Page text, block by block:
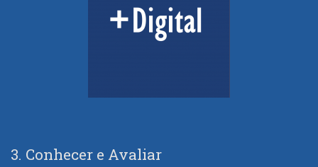
3. Conhecer e Avaliar